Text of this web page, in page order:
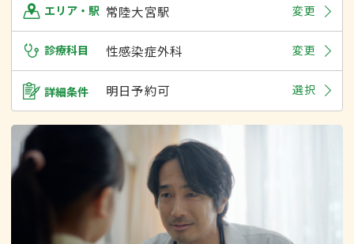
エリア・駅 常陸大宮駅 変更
診療科目 性感染症外科 変更
詳細条件 明日予約可 選択